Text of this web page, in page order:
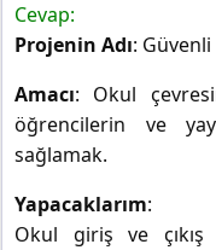
Cevap:
Projenin Adı:
Amacı: Okul
öğrencilerin ve
sağlamak.
Yapacaklarım:
Okul giriş ve